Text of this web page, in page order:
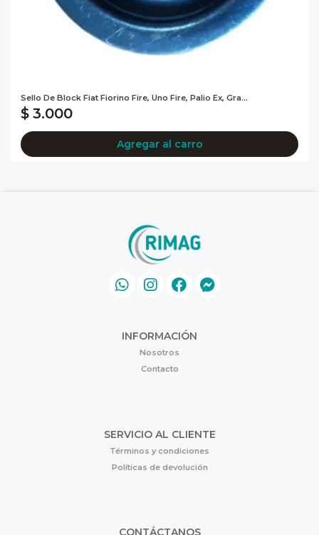
Sello De Block Fiat Fiorino Fire, Uno Fire, Palio Ex, Gra...
$ 3.000
Agregar al carro
INFORMACIÓN
Nosotros
Contacto
SERVICIO AL CLIENTE
Términos y condiciones
Políticas de devolución
CONTÁCTANOS